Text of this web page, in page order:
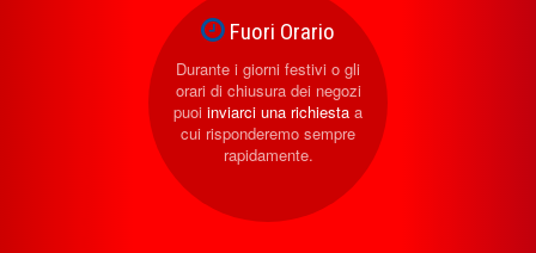
Fuori Orario
Durante i giorni festivi o gli
orari di chiusura dei negozi
puoi inviarci una richiesta a
cui risponderemo sempre
rapidamente.